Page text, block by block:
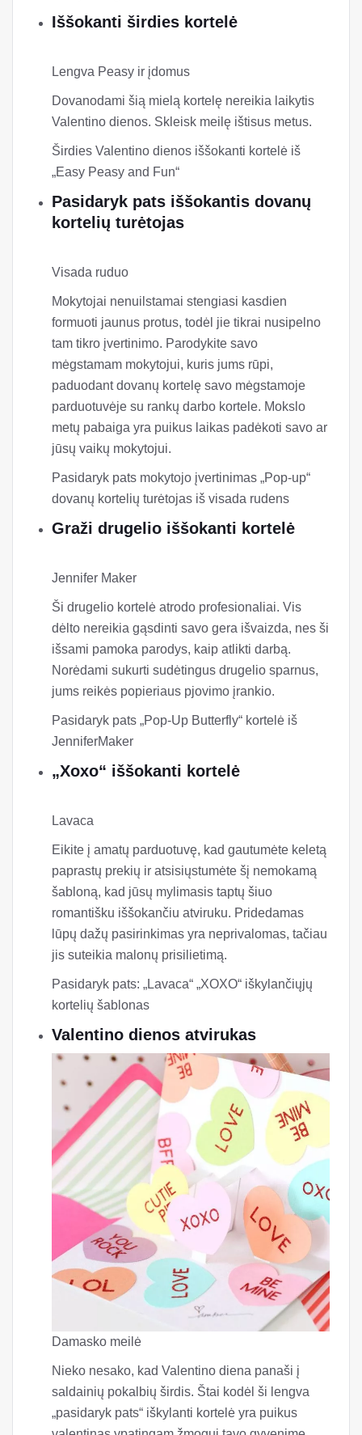
Iššokanti širdies kortelė
Lengva Peasy ir įdomus
Dovanodami šią mielą kortelę nereikia laikytis
Valentino dienos. Skleisk meilę ištisus metus.
Širdies Valentino dienos iššokanti kortelė iš
„Easy Peasy and Fun“
Pasidaryk pats iššokantis dovanų
kortelių turėtojas
Visada ruduo
formuoti jaunus protus, todėl jie tikrai nusipelno
tam tikro įvertinimo. Parodykite savo
mėgstamam mokytojui, kuris jums rūpi,
paduodant dovanų kortelę savo mėgstamoje
parduotuvėje su rankų darbo kortele. Mokslo
metų pabaiga yra puikus laikas padėkoti savo ar
Pasidaryk pats mokytojo įvertinimas „Pop-up“
Ši drugelio kortelė atrodo profesionaliai. Vis
dėlto nereikia gąsdinti savo gera išvaizda, nes ši
išsami pamoka parodys, kaip atlikti darbą.
Norėdami sukurti sudėtingus drugelio sparnus,
jums reikės popieriaus pjovimo įrankio.
Pasidaryk pats „Pop-Up Butterfly“ kortelė iš
JenniferMaker
„Xoxo“ iššokanti kortelė
Lavaca
Eikite į amatų parduotuvę, kad gautumėte keletą
paprastų prekių ir atsisiųstumėte šį nemokamą
šabloną, kad jūsų mylimasis taptų šiuo
romantišku iššokančiu atviruku. Pridedamas
lūpų dažų pasirinkimas yra neprivalomas, tačiau
jis suteikia malonų prisilietimą.
Pasidaryk pats: „Lavaca“ „XOXO“ iškylančiųjų
kortelių šablonas
Valentino dienos atvirukas